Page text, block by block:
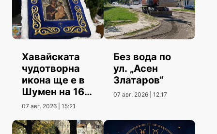
Хавайската
чудотворна
икона ще е в
Шумен на 16
август
07 авг. 2026 | 15:21
Без вода по
ул. „Асен
Златаров“
07 авг. 2026 | 12:17